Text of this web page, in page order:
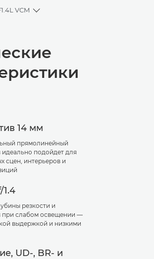
VCM
Toggle breadcrumbs
14 мм
прямолинейный
идеально подойдет для
сцен, интерьеров и
резкости и
при слабом освещении —
выдержкой и низкими
UD-, BR- и